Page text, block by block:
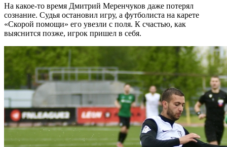
На какое-то время Дмитрий Меренчуков даже потерял
сознание. Судья остановил игру, а футболиста на карете
«Скорой помощи» его увезли с поля. К счастью, как
выяснится позже, игрок пришел в себя.